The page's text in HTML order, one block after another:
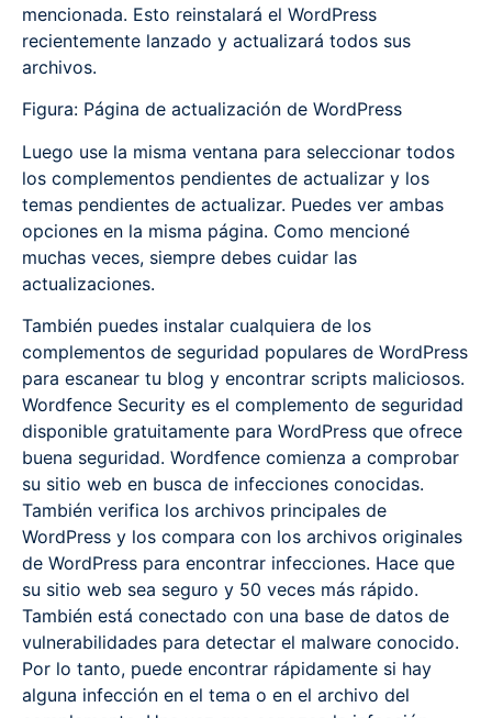
mencionada. Esto reinstalará el WordPress
recientemente lanzado y actualizará todos sus
archivos.
Figura: Página de actualización de WordPress
Luego use la misma ventana para seleccionar todos
los complementos pendientes de actualizar y los
temas pendientes de actualizar. Puedes ver ambas
opciones en la misma página. Como mencioné
muchas veces, siempre debes cuidar las
actualizaciones.
También puedes instalar cualquiera de los
complementos de seguridad populares de WordPress
para escanear tu blog y encontrar scripts maliciosos.
Wordfence Security es el complemento de seguridad
disponible gratuitamente para WordPress que ofrece
buena seguridad. Wordfence comienza a comprobar
su sitio web en busca de infecciones conocidas.
También verifica los archivos principales de
WordPress y los compara con los archivos originales
de WordPress para encontrar infecciones. Hace que
su sitio web sea seguro y 50 veces más rápido.
También está conectado con una base de datos de
vulnerabilidades para detectar el malware conocido.
Por lo tanto, puede encontrar rápidamente si hay
alguna infección en el tema o en el archivo del